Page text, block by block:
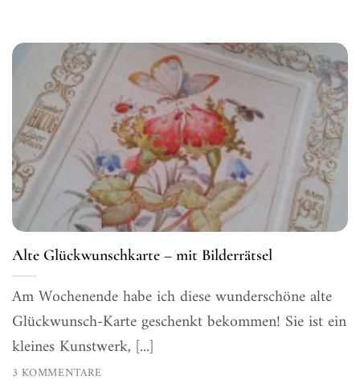
Alte Glückwunschkarte – mit Bilderrätsel
Am Wochenende habe ich diese wunderschöne alte
Glückwunsch-Karte geschenkt bekommen! Sie ist ein
kleines Kunstwerk, [...]
3 KOMMENTARE